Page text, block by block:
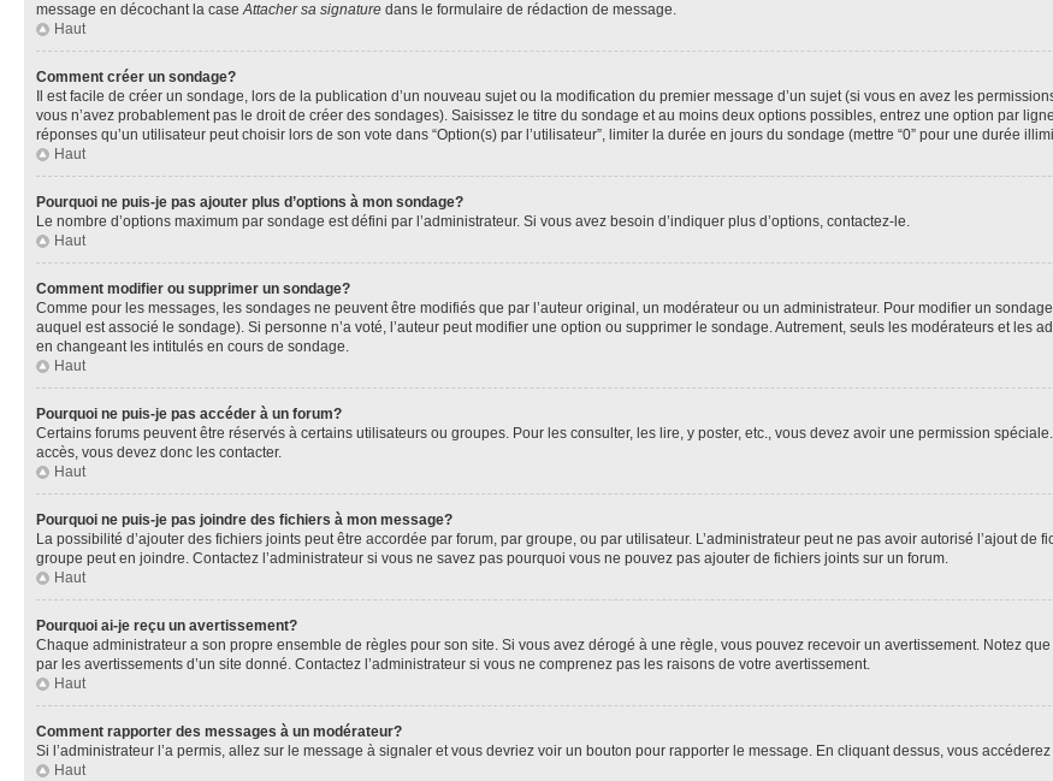
message en décochant la caseAttacher sa signature dans le formulaire de rédaction de message.
Haut
Comment créer un sondage?
Il est facile de créer un sondage, lors de la publication d’un nouveau sujet ou la modification du premier message d’un sujet (si vous en avez les
vous n’avez probablement pas le droit de créer des sondages). Saisissez le titre du sondage et au moins deux options possibles, entrez une option par
réponses qu’un utilisateur peut choisir lors de son vote dans “Option(s) par l’utilisateur”, limiter la durée en jours du sondage (mettre “0” pour une durée
Haut
Pourquoi ne puis-je pas ajouter plus d’options à mon sondage?
Le nombre d’options maximum par sondage est défini par l’administrateur. Si vous avez besoin d’indiquer plus d’options, contactez-le.
Haut
Comment modifier ou supprimer un sondage?
Comme pour les messages, les sondages ne peuvent être modifiés que par l’auteur original, un modérateur ou un administrateur. Pour modifier un
auquel est associé le sondage). Si personne n’a voté, l’auteur peut modifier une option ou supprimer le sondage. Autrement, seuls les modérateurs et les
en changeant les intitulés en cours de sondage.
Haut
Pourquoi ne puis-je pas accéder à un forum?
Certains forums peuvent être réservés à certains utilisateurs ou groupes. Pour les consulter, les lire, y poster, etc., vous devez avoir une permission
accès, vous devez donc les contacter.
Haut
Pourquoi ne puis-je pas joindre des fichiers à mon message?
La possibilité d’ajouter des fichiers joints peut être accordée par forum, par groupe, ou par utilisateur. L’administrateur peut ne pas avoir autorisé l’ajout
groupe peut en joindre. Contactez l’administrateur si vous ne savez pas pourquoi vous ne pouvez pas ajouter de fichiers joints sur un forum.
Haut
Pourquoi ai-je reçu un avertissement?
Chaque administrateur a son propre ensemble de règles pour son site. Si vous avez dérogé à une règle, vous pouvez recevoir un avertissement. Notez
par les avertissements d’un site donné. Contactez l’administrateur si vous ne comprenez pas les raisons de votre avertissement.
Haut
Comment rapporter des messages à un modérateur?
Si l’administrateur l’a permis, allez sur le message à signaler et vous devriez voir un bouton pour rapporter le message. En cliquant dessus, vous
Haut